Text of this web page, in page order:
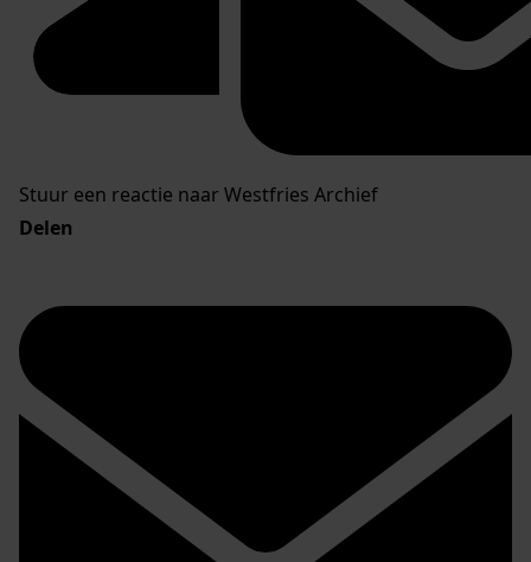
Stuur een reactie naar Westfries Archief
Delen